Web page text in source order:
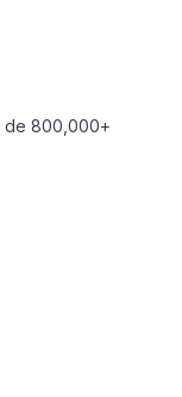
de 800,000+